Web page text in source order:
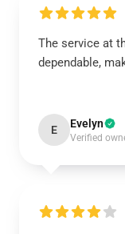
The service at
dependable,
E Evelyn
Verified